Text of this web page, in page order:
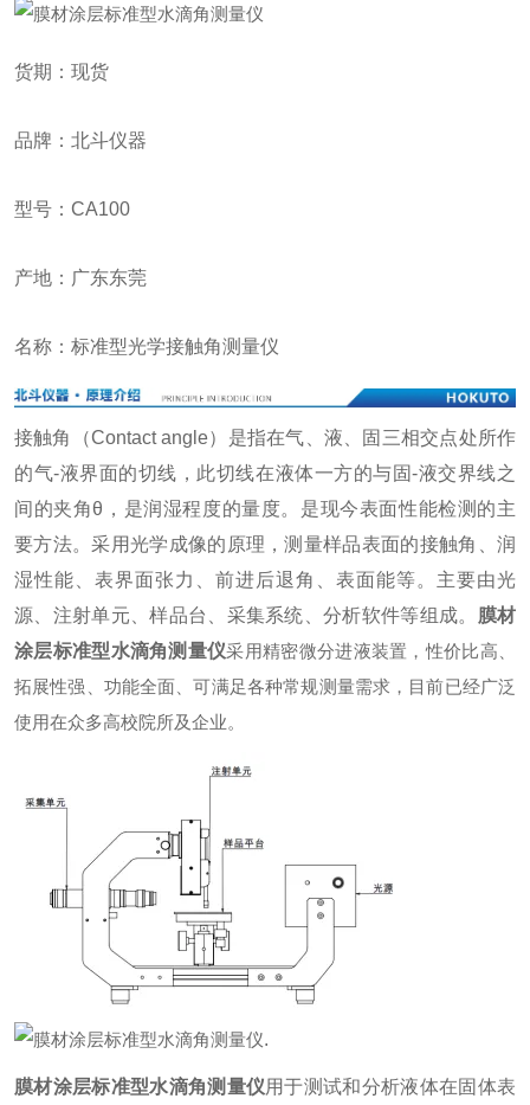
货期：现货
品牌：北斗仪器
型号：CA100
产地：广东东莞
名称：标准型光学接触角测量仪
接触角（Contact angle）是指在气、液、固三相交点处所作
的气-液界面的切线，此切线在液体一方的与固-液交界线之
间的夹角θ，是润湿程度的量度。是现今表面性能检测的主
要方法。采用光学成像的原理，测量样品表面的接触角、润
湿性能、表界面张力、前进后退角、表面能等。主要由光
源、注射单元、样品台、采集系统、分析软件等组成。 膜材
涂层标准型水滴角测量仪采用精密微分进液装置，性价比高、
拓展性强、功能全面、可满足各种常规测量需求，目前已经广泛
使用在众多高校院所及企业。
.
膜材涂层标准型水滴角测量仪用于测试和分析液体在固体表